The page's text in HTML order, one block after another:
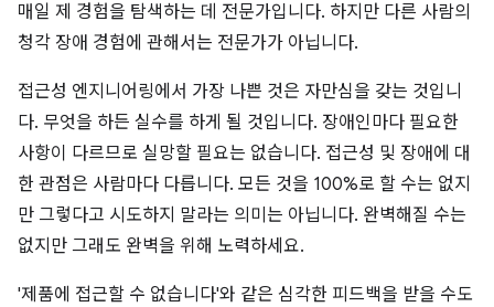
매일 제 경험을 탐색하는 데 전문가입니다. 하지만 다른 사람의
청각 장애 경험에 관해서는 전문가가 아닙니다.
접근성 엔지니어링에서 가장 나쁜 것은 자만심을 갖는 것입니
다. 무엇을 하든 실수를 하게 될 것입니다. 장애인마다 필요한
사항이 다르므로 실망할 필요는 없습니다. 접근성 및 장애에 대
한 관점은 사람마다 다릅니다. 모든 것을 100%로 할 수는 없지
만 그렇다고 시도하지 말라는 의미는 아닙니다. 완벽해질 수는
없지만 그래도 완벽을 위해 노력하세요.
'제품에 접근할 수 없습니다'와 같은 심각한 피드백을 받을 수도